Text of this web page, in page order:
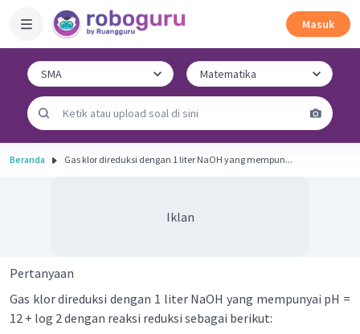
Masuk
Beranda Gas klor direduksi dengan 1 liter NaOH yang mempun...
Iklan
Pertanyaan
Gas klor direduksi dengan 1 liter NaOH yang mempunyai pH =
12 + log 2 dengan reaksi reduksi sebagai berikut: